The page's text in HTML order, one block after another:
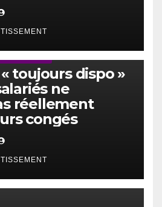
toujours dispo »
ne
réellement
congés